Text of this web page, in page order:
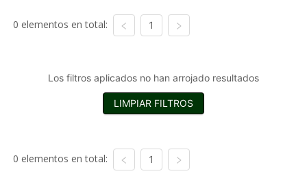
0 elementos en total: 1
Los filtros aplicados no han arrojado resultados
LIMPIAR FILTROS
0 elementos en total: 1